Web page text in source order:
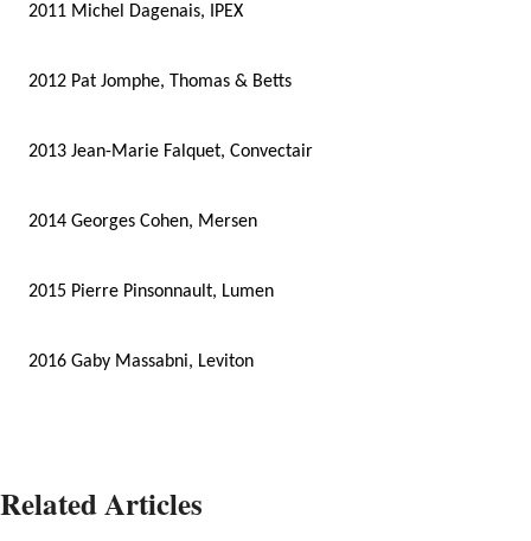
2011 Michel Dagenais, IPEX
2012 Pat Jomphe, Thomas & Betts
2013 Jean-Marie Falquet, Convectair
2014 Georges Cohen, Mersen
2015 Pierre Pinsonnault, Lumen
2016 Gaby Massabni, Leviton
Related Articles